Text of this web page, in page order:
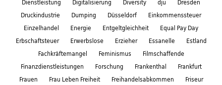
Dienstleistung
Digitalisierung Diversity dju
Dresden
Druckindustrie
Dumping Düsseldorf
Einkommenssteuer
Einzelhandel
Energie Entgeltgleichheit
Equal Pay Day
Erbschaftsteuer
Erwerbslose Erzieher Essanelle
Estland
Fachkräftemangel
Feminismus
Filmschaffende
Finanzdienstleistungen
Forschung Frankenthal
Frankfurt
Frauen
Frau Leben Freiheit Freihandelsabkommen
Friseur